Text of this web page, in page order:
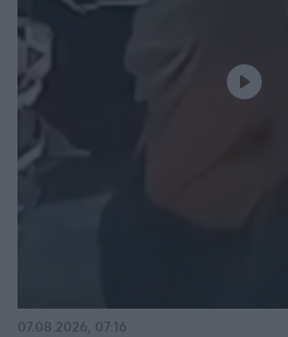
07.08.2026, 07:16